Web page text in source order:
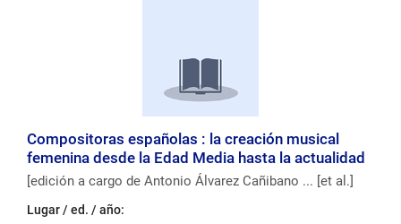
Compositoras españolas : la creación musical
femenina desde la Edad Media hasta la actualidad
[edición a cargo de Antonio Álvarez Cañibano ... [et al.]
Lugar / ed. / año: